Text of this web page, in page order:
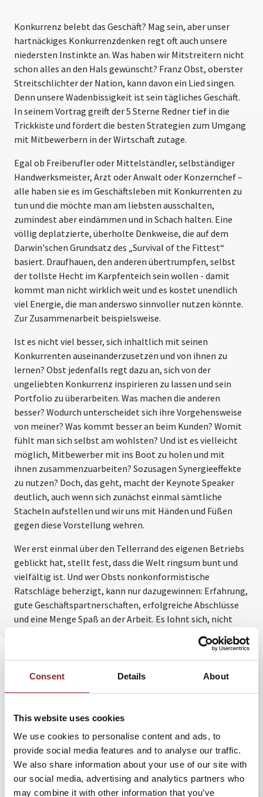
Consent Details About
This website uses cookies
We use cookies to personalise content and ads, to
provide social media features and to analyse our traffic.
We also share information about your use of our site with
our social media, advertising and analytics partners who
may combine it with other information that you’ve
Konkurrenz belebt das Geschäft? Mag sein, aber unser
hartnäckiges Konkurrenzdenken regt oft auch unsere
niedersten Instinkte an. Was haben wir Mitstreitern nicht
schon alles an den Hals gewünscht? Franz Obst, oberster
Streitschlichter der Nation, kann davon ein Lied singen.
Denn unsere Wadenbissigkeit ist sein tägliches Geschäft.
In seinem Vortrag greift der 5 Sterne Redner tief in die
Trickkiste und fördert die besten Strategien zum Umgang
mit Mitbewerbern in der Wirtschaft zutage.
Egal ob Freiberufler oder Mittelständler, selbständiger
Handwerksmeister, Arzt oder Anwalt oder Konzernchef –
alle haben sie es im Geschäftsleben mit Konkurrenten zu
tun und die möchte man am liebsten ausschalten,
zumindest aber eindämmen und in Schach halten. Eine
völlig deplatzierte, überholte Denkweise, die auf dem
Darwin'schen Grundsatz des „Survival of the Fittest“
basiert. Draufhauen, den anderen übertrumpfen, selbst
der tollste Hecht im Karpfenteich sein wollen - damit
kommt man nicht wirklich weit und es kostet unendlich
viel Energie, die man anderswo sinnvoller nutzen könnte.
Zur Zusammenarbeit beispielsweise.
Ist es nicht viel besser, sich inhaltlich mit seinen
Konkurrenten auseinanderzusetzen und von ihnen zu
lernen? Obst jedenfalls regt dazu an, sich von der
ungeliebten Konkurrenz inspirieren zu lassen und sein
Portfolio zu überarbeiten. Was machen die anderen
besser? Wodurch unterscheidet sich ihre Vorgehensweise
von meiner? Was kommt besser an beim Kunden? Womit
fühlt man sich selbst am wohlsten? Und ist es vielleicht
möglich, Mitbewerber mit ins Boot zu holen und mit
ihnen zusammenzuarbeiten? Sozusagen Synergieeffekte
zu nutzen? Doch, das geht, macht der Keynote Speaker
deutlich, auch wenn sich zunächst einmal sämtliche
Stacheln aufstellen und wir uns mit Händen und Füßen
gegen diese Vorstellung wehren.
Wer erst einmal über den Tellerrand des eigenen Betriebs
geblickt hat, stellt fest, dass die Welt ringsum bunt und
vielfältig ist. Und wer Obsts nonkonformistische
Ratschläge beherzigt, kann nur dazugewinnen: Erfahrung,
gute Geschäftspartnerschaften, erfolgreiche Abschlüsse
und eine Menge Spaß an der Arbeit. Es lohnt sich, nicht
dem Motto zu verfahren: Leben und leben lassen!
„Konzentrieren Sie sich auf Ihre Kernkompetenz und
geben Sie Ihr Bestes“, sagt der 5 Sterne Redner. Man kann
rechnen sich nicht, macht er mit einem Augenzwinkern
deutlich. „Lassen Sie die Finger von Rufmordkampagnen
und dem teuflischen Duo ruinieren und intrigieren.“ Das
fällt im schlimmsten Fall auf einen selbst zurück.
Das Credo des überzeugten Schlichters lautet schlicht: